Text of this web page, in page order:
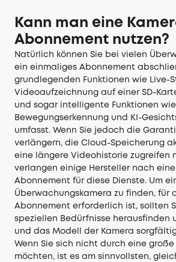
Kann man eine
Abonnement nutzen?
Natürlich können Sie bei vielen
ein einmaliges Abonnement
grundlegenden Funktionen wie Live-
Videoaufzeichnung auf einer SD-
und sogar intelligente Funktionen wie
Bewegungserkennung und KI-
umfasst. Wenn Sie jedoch die
verlängern, die Cloud-Speicherung
eine längere Videohistorie zugreifen
verlangen einige Hersteller nach
Abonnement für diese Dienste. Um
Überwachungskamera zu finden, für
Abonnement erforderlich ist, sollten
speziellen Bedürfnisse herausfinden
und das Modell der Kamera
Wenn Sie sich nicht durch eine
möchten, ist es am sinnvollsten,